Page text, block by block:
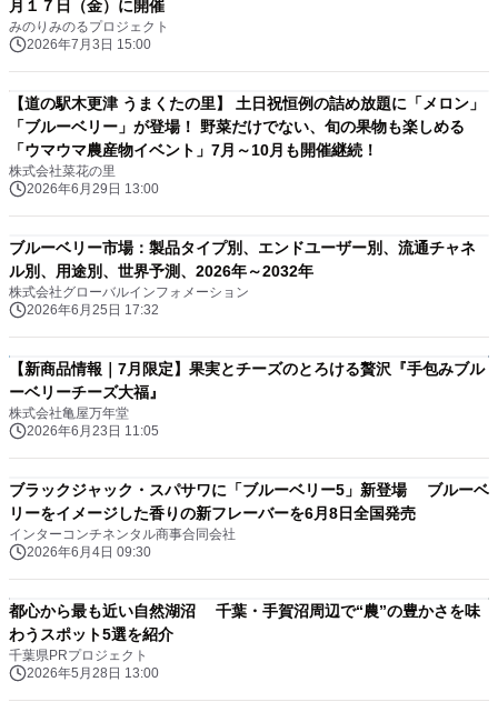
月１７日（金）に開催
みのりみのるプロジェクト
2026年7月3日 15:00
【道の駅木更津 うまくたの里】 土日祝恒例の詰め放題に「メロン」
「ブルーベリー」が登場！ 野菜だけでない、旬の果物も楽しめる
「ウマウマ農産物イベント」7月～10月も開催継続！
株式会社菜花の里
2026年6月29日 13:00
ブルーベリー市場：製品タイプ別、エンドユーザー別、流通チャネ
ル別、用途別、世界予測、2026年～2032年
株式会社グローバルインフォメーション
2026年6月25日 17:32
【新商品情報｜7月限定】果実とチーズのとろける贅沢『手包みブル
ーベリーチーズ大福』
株式会社亀屋万年堂
2026年6月23日 11:05
ブラックジャック・スパサワに「ブルーベリー5」新登場 ブルーベ
リーをイメージした香りの新フレーバーを6月8日全国発売
インターコンチネンタル商事合同会社
2026年6月4日 09:30
都心から最も近い自然湖沼 千葉・手賀沼周辺で“農”の豊かさを味
わうスポット5選を紹介
千葉県PRプロジェクト
2026年5月28日 13:00